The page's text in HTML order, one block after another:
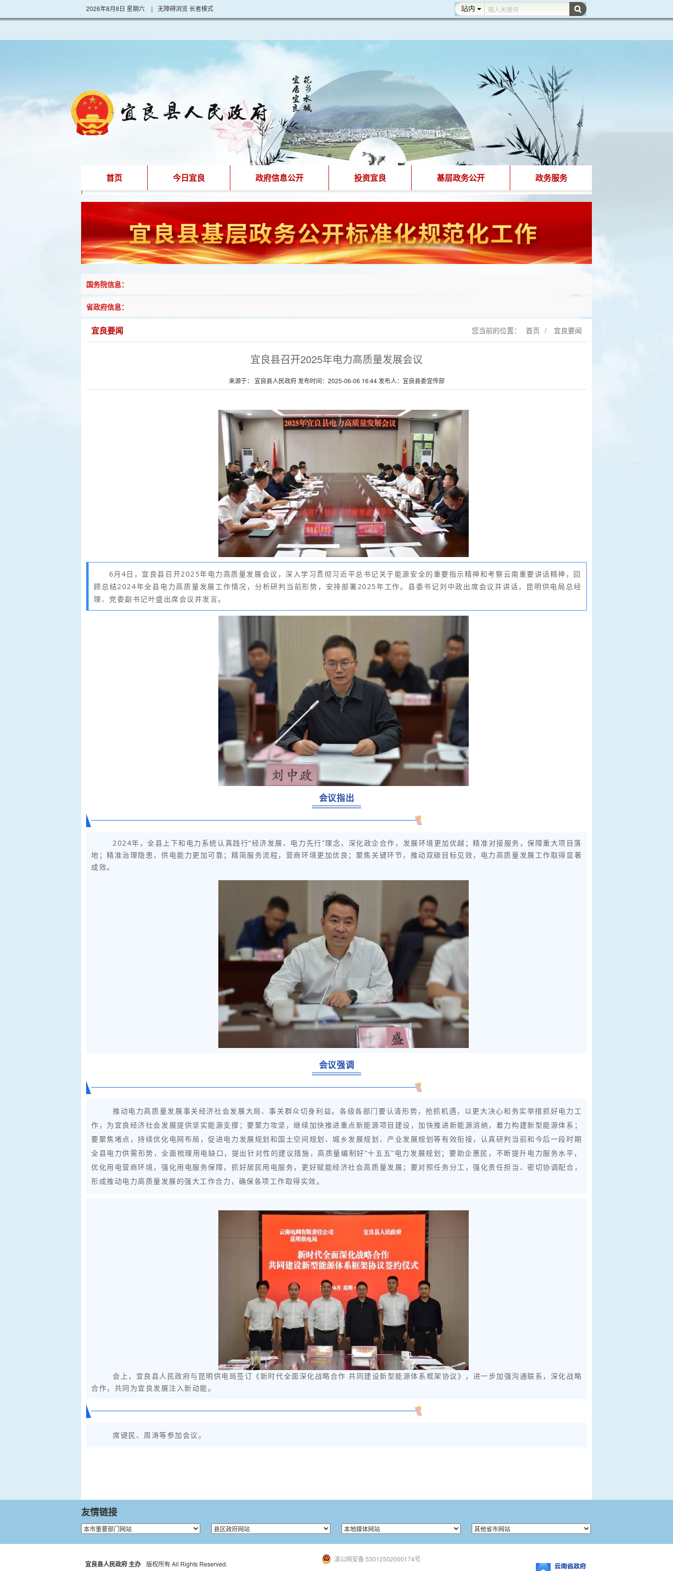
2026年8月8日 星期六 | 无障碍浏览长者模式
首页 今日宜良 政府信息公开 投资宜良 基层政务公开 政务服务
国务院信息：
省政府信息：
宜良要闻 您当前的位置： 首页 / 宜良要闻
宜良县召开2025年电力高质量发展会议
来源于： 宜良县人民政府 发布时间：2025-06-06 16:44 发布人：宜良县委宣传部
6月4日，宜良县召开2025年电力高质量发展会议，深入学习贯彻习近平总书记关于能源安全的重要指示精神和考察云南重要讲话精神，回
顾总结2024年全县电力高质量发展工作情况，分析研判当前形势，安排部署2025年工作。县委书记刘中政出席会议并讲话，昆明供电局总经
理、党委副书记叶盛出席会议并发言。
会议指出
2024年，全县上下和电力系统认真践行“经济发展、电力先行”理念，深化政企合作，发展环境更加优越；精准对接服务，保障重大项目落
地；精准治理隐患，供电能力更加可靠；精简服务流程，营商环境更加优良；聚焦关键环节，推动双碳目标见效，电力高质量发展工作取得显著
成效。
会议强调
推动电力高质量发展事关经济社会发展大局、事关群众切身利益。各级各部门要认清形势，抢抓机遇，以更大决心和务实举措抓好电力工
作，为宜良经济社会发展提供坚实能源支撑；要聚力攻坚，继续加快推进重点新能源项目建设，加快推进新能源消纳，着力构建新型能源体系；
要聚焦堵点，持续优化电网布局，促进电力发展规划和国土空间规划、城乡发展规划、产业发展规划等有效衔接，认真研判当前和今后一段时期
全县电力供需形势，全面梳理用电缺口，提出针对性的建议措施，高质量编制好“十五五”电力发展规划；要助企惠民，不断提升电力服务水平，
优化用电营商环境，强化用电服务保障，抓好居民用电服务，更好赋能经济社会高质量发展；要对照任务分工，强化责任担当、密切协调配合，
形成推动电力高质量发展的强大工作合力，确保各项工作取得实效。
会上，宜良县人民政府与昆明供电局签订《新时代全面深化战略合作 共同建设新型能源体系框架协议》，进一步加强沟通联系，深化战略
合作，共同为宜良发展注入新动能。
席键民、周涛等参加会议。
友情链接
宜良县人民政府 主办 版权所有 All Rights Reserved.
滇公网安备 53012502000174号